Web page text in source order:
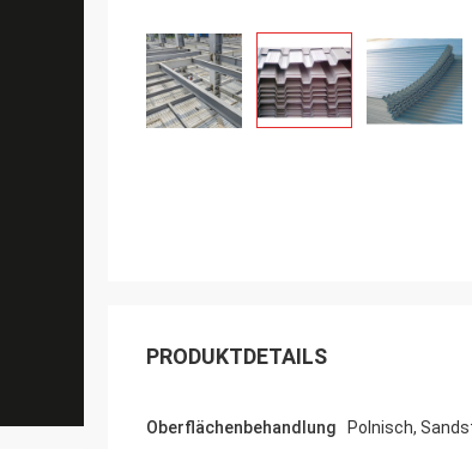
PRODUKTDETAILS
Oberflächenbehandlung Polnisch,